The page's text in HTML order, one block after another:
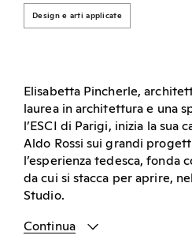
Design e arti applicate
Elisabetta Pincherle,
laurea in architettura e una
l’ESCI di Parigi, inizia la sua
Aldo Rossi sui grandi
l’esperienza tedesca, fonda
da cui si stacca per aprire,
Studio.
Continua